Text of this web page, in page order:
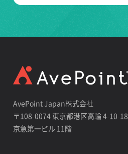
AvePoint Japan株式会社
〒108-0074 東京都港区高輪 4-10-18
京急第一ビル 11階